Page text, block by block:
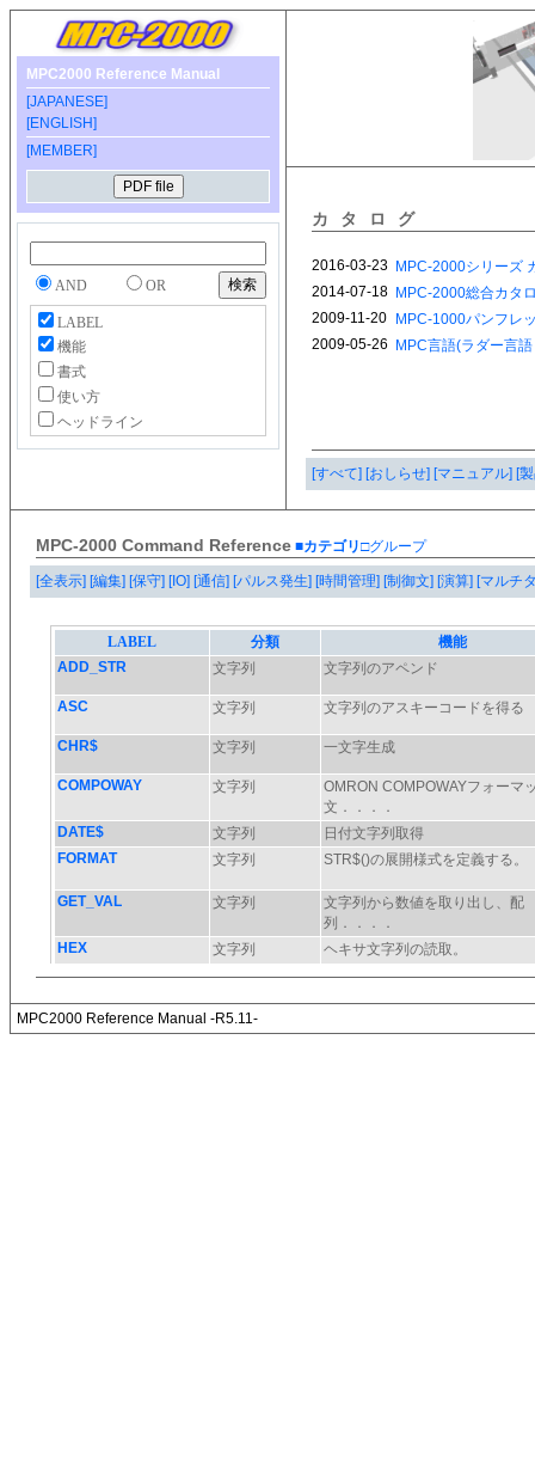
MPC2000 Reference Manual
[JAPANESE]
[ENGLISH]
[MEMBER]
AND OR
LABEL
機能
書式
使い方
ヘッドライン
カタログ
[すべて] [おしらせ] [マニュアル] [
MPC-2000 Command Reference ■カテゴリ□グループ
[全表示] [編集] [保守] [IO] [通信] [パルス発生] [時間管理] [制御文] [演算] [マルチ
MPC2000 Reference Manual -R5.11-